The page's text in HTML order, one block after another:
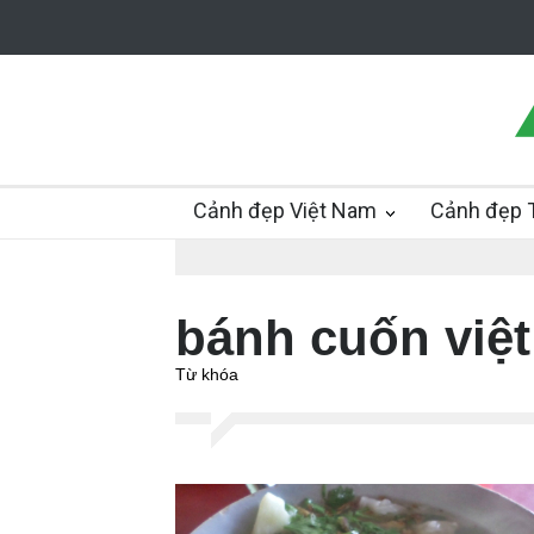
Cảnh đẹp Việt Nam Cảnh đẹp
bánh cuốn
Từ khóa